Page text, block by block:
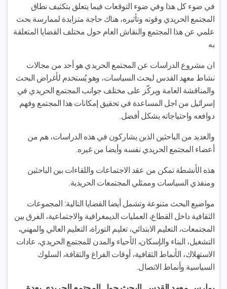
في ضوء كل هذا وفي ضوء التوقعات فيما يتعلق بتكثيف نطاق
المجتمع الحريدي وقوته وتأثيره، هناك حاجة متزايدة لممارسة بحث
علمي عن هذا المجتمع والنقاش العام حول مختلف القضايا المتعلقة
به
ان مشروع الدراسات عن المجتمع الحريدي هو أحد من مجالات
نشاط معهد القدس لبحث السياسات، وهو يُستخدم لأغراض البحث
والمناقشة العامة ويركّز على مختلف جوانب المجتمع الحريدي في
إسرائيل من اجل المساعدة في تحقيق إمكانات هذا المجتمع وفهم
دوافعه واحتياجاته بشكل أفضل.
والعديد من الباحثين الذين يشاركون في هذه الدراسات، هم من
أعضاء المجتمع الحريدي نفسه وأيضا من غيره.
هذه الأنشطة تمكن من عقد الاجتماعات واللقاءات بين الباحثين
ومنفذي السياسات وممثلي المجتمعات الحريدية.
مواضيع البحث متنوعة وتشمل أيضا القضايا التالية: المجموعات
الثقافية داخل القطاع، العمليات الديمغرافية والاجتماعية، الفرق بين
المجتمعات، التعليم الابتدائي، تعليم التوراة، التعليم العالي والمهني،
التشغيل، البناء والإسكان، الأحياء والمدن للمجتمع الحريدي، عادات
الاستهلاك، الأنماط الثقافية، أوقات الفراغ والثقافة، السلوك
السياسية وأنماط الاتصال.